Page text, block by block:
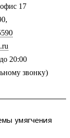
17
20:00
звонку)
умягчения